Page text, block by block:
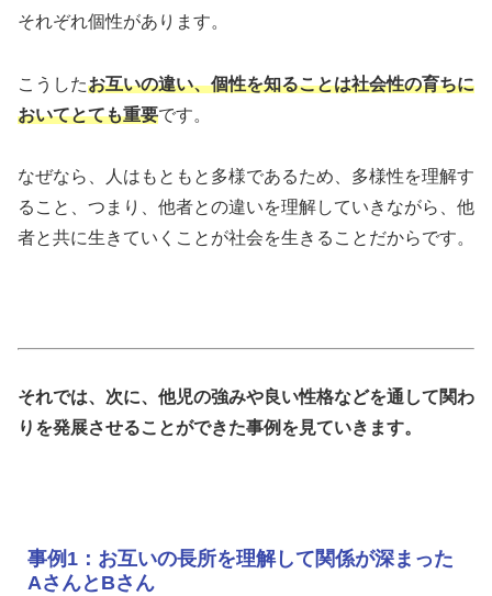
それぞれ個性があります。
こうしたお互いの違い、個性を知ることは社会性の育ちに
おいてとても重要です。
なぜなら、人はもともと多様であるため、多様性を理解す
ること、つまり、他者との違いを理解していきながら、他
者と共に生きていくことが社会を生きることだからです。
それでは、次に、他児の強みや良い性格などを通して関わ
りを発展させることができた事例を見ていきます。
事例1：お互いの長所を理解して関係が深まった
AさんとBさん